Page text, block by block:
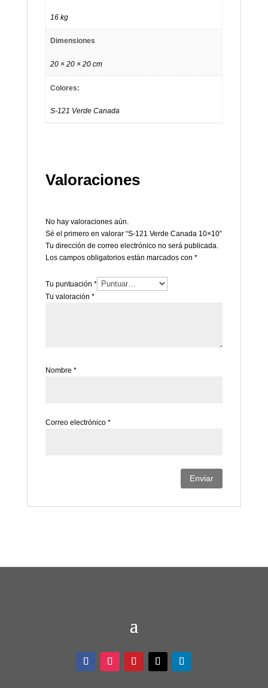
16 kg
Dimensiones
20 × 20 × 20 cm
Colores:
S-121 Verde Canada
Valoraciones
No hay valoraciones aún.
Sé el primero en valorar “S-121 Verde Canada 10×10”
Tu dirección de correo electrónico no será publicada.
Los campos obligatorios están marcados con *
Tu puntuación *
Tu valoración *
Nombre *
Correo electrónico *